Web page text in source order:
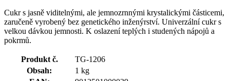
Cukr s jasně viditelnými, ale jemnozrnnými krystalickými částicemi,
zaručeně vyrobený bez genetického inženýrství. Univerzální cukr s
velkou dávkou jemnosti. K oslazení teplých i studených nápojů a
pokrmů.
Produkt č.
TG-1206
Obsah:
1 kg